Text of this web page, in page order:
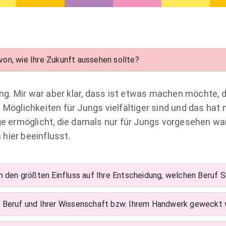
wie Ihre Zukunft aussehen sollte?
Mir war aber klar, dass ist etwas machen möchte,
für Jungs vielfältiger sind und das hat
ermöglicht, die damals nur für Jungs vorgesehen
hier beeinflusst.
größten Einfluss auf Ihre Entscheidung, welchen Beruf
und Ihrer Wissenschaft bzw. Ihrem Handwerk geweckt